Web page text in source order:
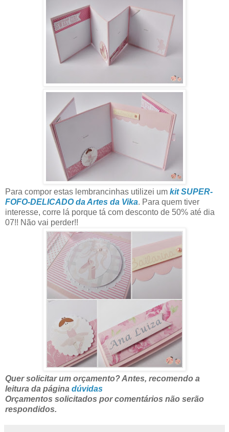
Para compor estas lembrancinhas utilizei um kit SUPER-
FOFO-DELICADO da Artes da Vika. Para quem tiver
interesse, corre lá porque tá com desconto de 50% até dia
07!! Não vai perder!!
Quer solicitar um orçamento? Antes, recomendo a
leitura da página dúvidas
Orçamentos solicitados por comentários não serão
respondidos.